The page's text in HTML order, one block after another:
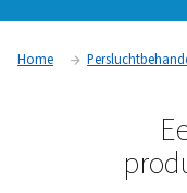
kwaliteit,